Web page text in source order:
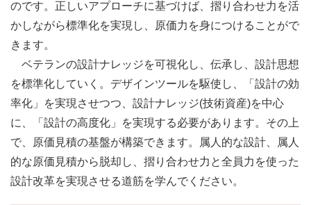
のです。正しいアプローチに基づけば、摺り合わせ力を活
かしながら標準化を実現し、原価力を身につけることがで
きます。
ベテランの設計ナレッジを可視化し、伝承し、設計思想
を標準化していく。デザインツールを駆使し、「設計の効
率化」を実現させつつ、設計ナレッジ(技術資産)を中心
に、「設計の高度化」を実現する必要があります。その上
で、原価見積の基盤が構築できます。属人的な設計、属人
的な原価見積から脱却し、摺り合わせ力と全員力を使った
設計改革を実現させる道筋を学んでください。